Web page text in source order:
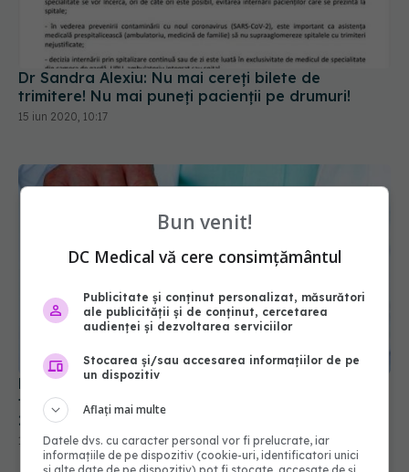
Dr Sandra Alexiu: Nu mai cereți bilete de
trimitere! Nu mai puneți pacienții pe drumuri!
15 iun 2020, 10:17
Dr Mihaela Pop, reguli de respectat la medicul de
familie. „De acum înainte vom trăi cu SARS-CoV-
2”
15 iun 2020, 08:30
Bun venit!
DC Medical vă cere consimțământul
Publicitate și conținut personalizat, măsurători
ale publicității și de conținut, cercetarea
audienței și dezvoltarea serviciilor
Stocarea și/sau accesarea informațiilor de pe
un dispozitiv
Aflați mai multe
Datele dvs. cu caracter personal vor fi prelucrate, iar
informațiile de pe dispozitiv (cookie-uri, identificatori unici